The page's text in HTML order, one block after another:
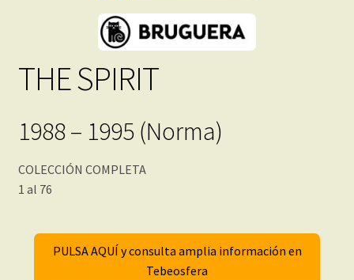
THE SPIRIT
1988 – 1995 (Norma)
COLECCIÓN COMPLETA
1 al 76
PULSA AQUÍ y consulta amplia información en
Tebeosfera